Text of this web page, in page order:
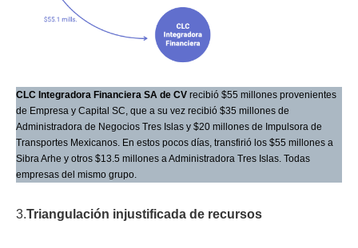
CLC Integradora Financiera SA de CV recibió $55 millones provenientes
de Empresa y Capital SC, que a su vez recibió $35 millones de
Administradora de Negocios Tres Islas y $20 millones de Impulsora de
Transportes Mexicanos. En estos pocos días, transfirió los $55 millones a
Sibra Arhe y otros $13.5 millones a Administradora Tres Islas. Todas
empresas del mismo grupo.
3.Triangulación injustificada de recursos